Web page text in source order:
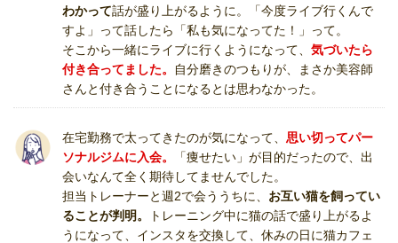
わかって話が盛り上がるように。「今度ライブ行くんで
すよ」って話したら「私も気になってた！」って。
そこから一緒にライブに行くようになって、 気づいたら
付き合ってました。
自分磨きのつもりが、まさか美容師
さんと付き合うことになるとは思わなかった。
在宅勤務で太ってきたのが気になって、 思い切ってパー
ソナルジムに入会。
「痩せたい」が目的だったので、出
会いなんて全く期待してませんでした。
担当トレーナーと週2で会ううちに、 お互い猫を飼ってい
ることが判明。
トレーニング中に猫の話で盛り上がるよ
うになって、インスタを交換して、休みの日に猫カフェ